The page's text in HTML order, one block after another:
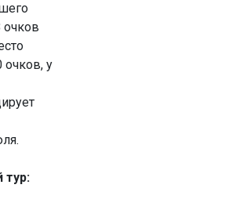
очков, у
тур: